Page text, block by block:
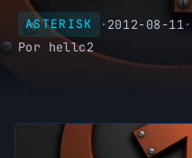
ASTERISK · 2012-08-11 ·
Por hellc2